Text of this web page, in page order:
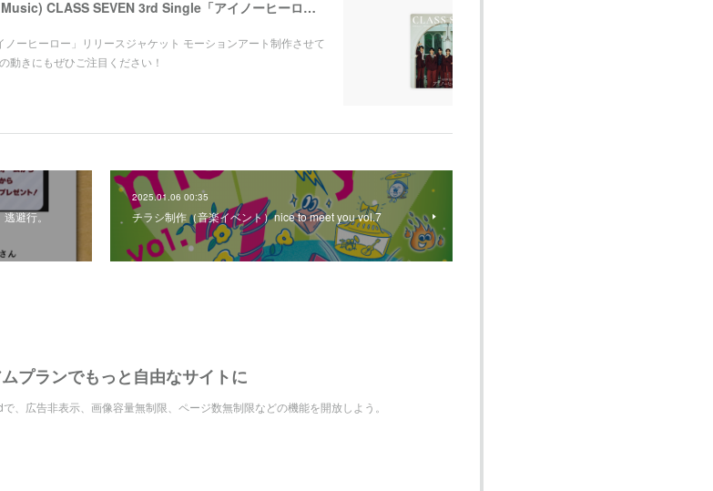
ジャケット モーションアート制作 （Apple Music) CLASS SEVEN 3rd Single「アイノーヒーロー」
ーヒーロー」リリースジャケット モーションアート制作させて
動きにもぜひご注目ください！
逃避行。
2025.01.06 00:35
チラシ制作（音楽イベント）nice to meet you vol.7
プランでもっと自由なサイトに
、広告非表示、画像容量無制限、ページ数無制限などの機能を開放しよう。